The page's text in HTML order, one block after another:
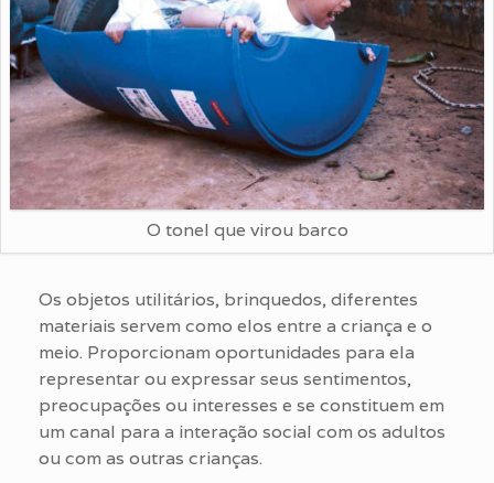
O tonel que virou barco
Os objetos utilitários, brinquedos, diferentes
materiais servem como elos entre a criança e o
meio. Proporcionam oportunidades para ela
representar ou expressar seus sentimentos,
preocupações ou interesses e se constituem em
um canal para a interação social com os adultos
ou com as outras crianças.